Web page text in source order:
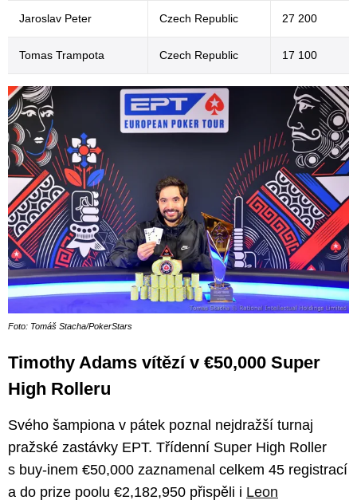
Jaroslav Peter Czech Republic 27 200
Tomas Trampota Czech Republic 17 100
Foto: Tomáš Stacha/PokerStars
Timothy Adams vítězí v €50,000 Super
High Rolleru
Svého šampiona v pátek poznal nejdražší turnaj
pražské zastávky EPT. Třídenní Super High Roller
s buy-inem €50,000 zaznamenal celkem 45 registrací
a do prize poolu €2,182,950 přispěli i Leon